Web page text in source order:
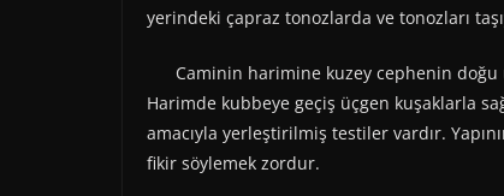
yerindeki çapraz tonozlarda ve tonozları
Caminin harimine kuzey cephenin doğu
Harimde kubbeye geçiş üçgen kuşaklarla
amacıyla yerleştirilmiş testiler vardır.
fikir söylemek zordur.